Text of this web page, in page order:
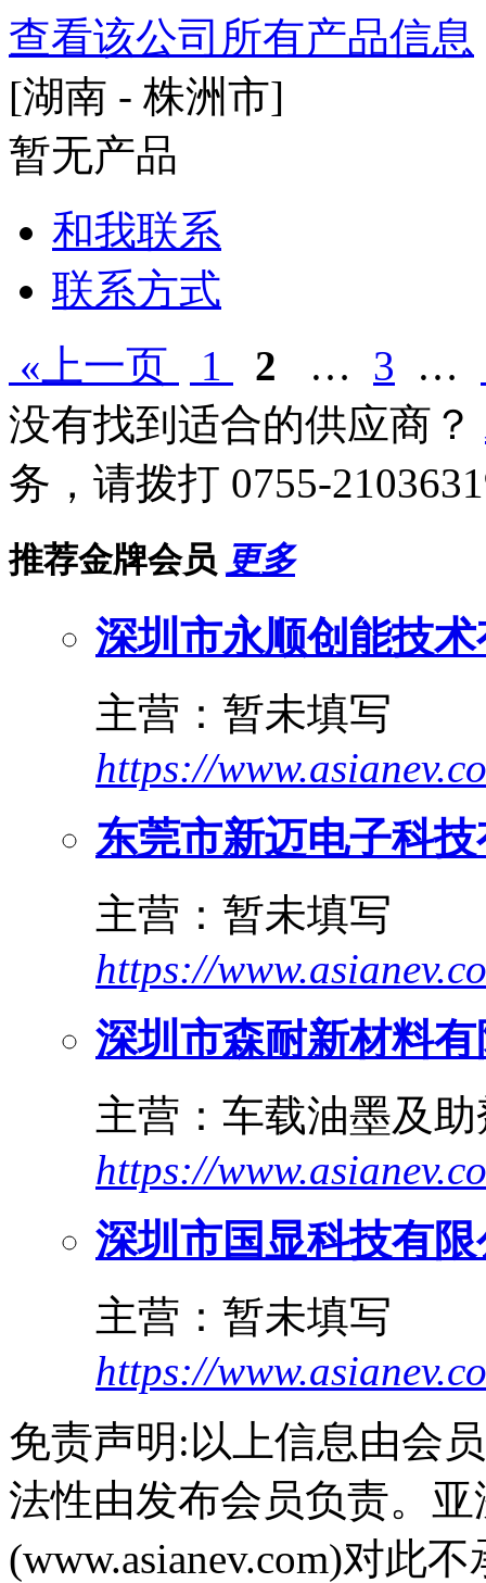
查看该公司所有产品信息
[湖南 - 株洲市]
暂无产品
和我联系
联系方式
«上一页
1 2 … 3 …
没有找到适合的供应商？
务，请拨打 0755-
推荐金牌会员 更多
深圳市永顺创能技
主营：暂未填写
https://
东莞市新迈电子科
主营：暂未填写
https://
深圳市森耐新材料
主营：车载油墨及
https://
深圳市国显科技有
主营：暂未填写
https://
免责声明:以上信息由会
法性由发布会员负责。
(www.asianev.com)对此